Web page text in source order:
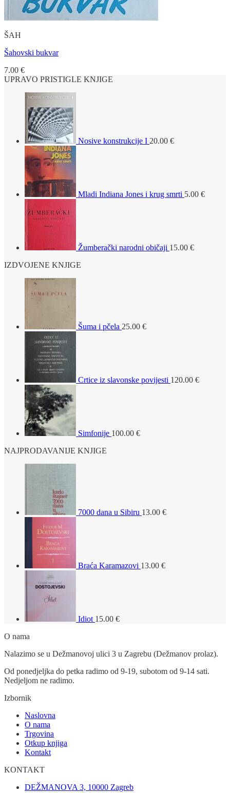
ŠAH
Šahovski bukvar
7.00 €
UPRAVO PRISTIGLE KNJIGE
Nosive konstrukcije I 20.00 €
Mladi Indiana Jones i krug smrti 5.00 €
Žumberački narodni običaji 15.00 €
IZDVOJENE KNJIGE
Šuma i pčela 25.00 €
Crtice iz slavonske povijesti 120.00 €
Simfonije 100.00 €
NAJPRODAVANIJE KNJIGE
7000 dana u Sibiru 13.00 €
Braća Karamazovi 13.00 €
Idiot 15.00 €
O nama
Nalazimo se u Dežmanovoj ulici 3 u Zagrebu (Dežmanov prolaz).
Od ponedjeljka do petka radimo od 9-19, subotom od 9-14 sati.
Nedjeljom ne radimo.
Izbornik
Naslovna
O nama
Trgovina
Otkup knjiga
Kontakt
KONTAKT
DEŽMANOVA 3, 10000 Zagreb